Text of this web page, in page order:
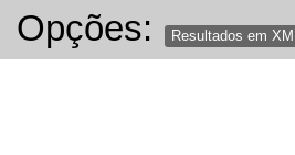
Opções: Resultados em XML